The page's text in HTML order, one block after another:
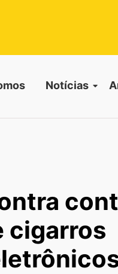
Notícias
cigarros